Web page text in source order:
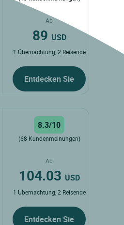
Ab
89 USD
1 Übernachtung, 2 Reisende
Entdecken Sie
8.3/10
(68 Kundenmeinungen)
Ab
104.03 USD
1 Übernachtung, 2 Reisende
Entdecken Sie